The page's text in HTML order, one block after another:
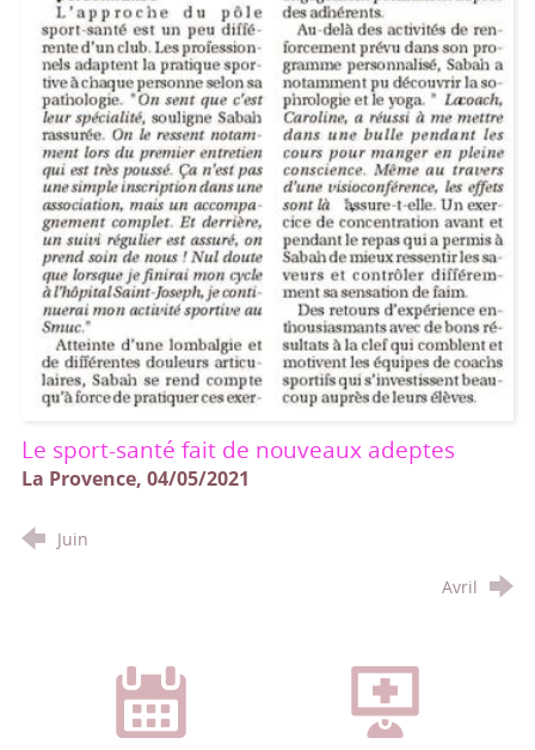
Le sport-santé fait de nouveaux adeptes
La Provence, 04/05/2021
Juin
Avril